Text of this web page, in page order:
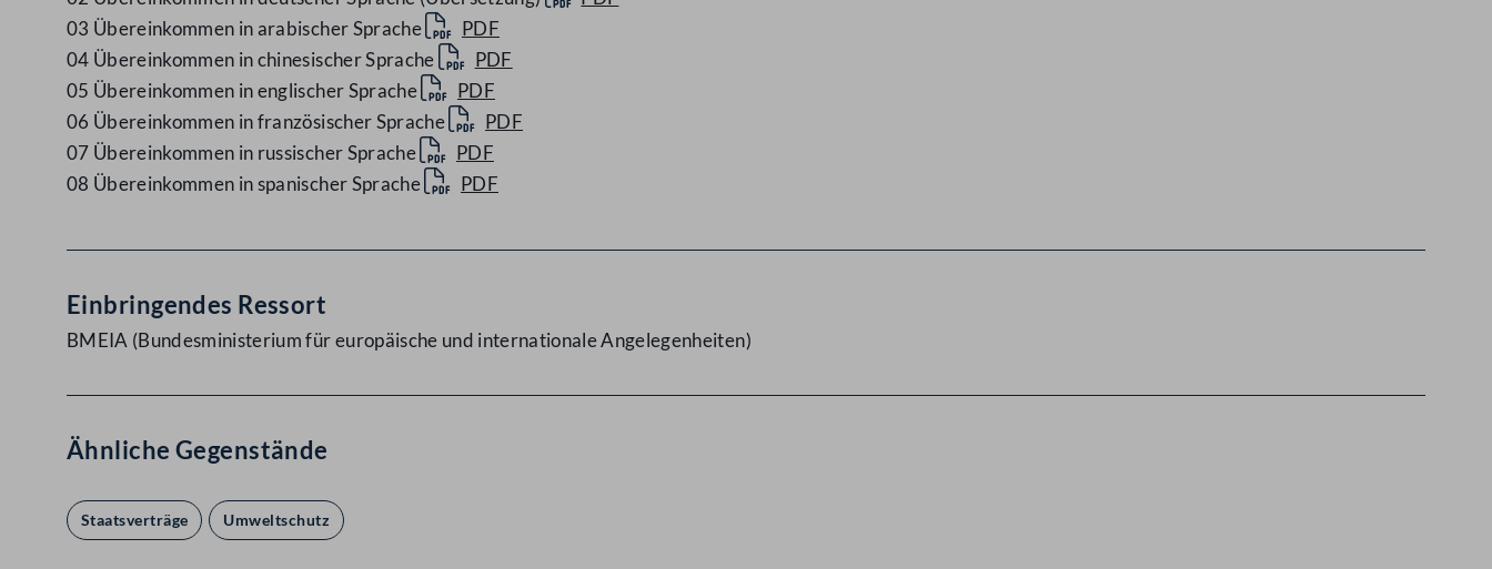
03 Übereinkommen in arabischer Sprache
PDF
04 Übereinkommen in chinesischer Sprache
PDF
05 Übereinkommen in englischer Sprache
PDF
06 Übereinkommen in französischer Sprache
PDF
07 Übereinkommen in russischer Sprache
PDF
08 Übereinkommen in spanischer Sprache
PDF
Einbringendes Ressort
BMEIA (Bundesministerium für europäische und internationale Angelegenheiten)
Ähnliche Gegenstände
Staatsverträge Umweltschutz